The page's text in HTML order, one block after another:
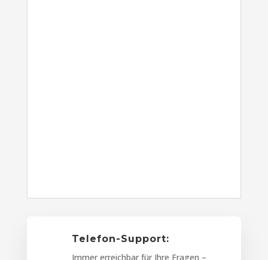
Telefon-Support:
Immer erreichbar für Ihre Fragen –